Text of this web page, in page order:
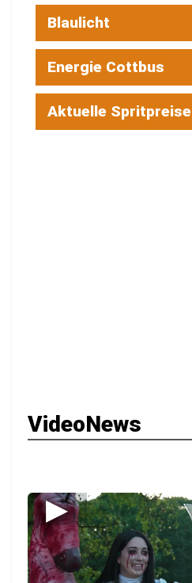
Blaulicht
Energie Cottbus
Aktuelle Spritpreise
VideoNews
▶